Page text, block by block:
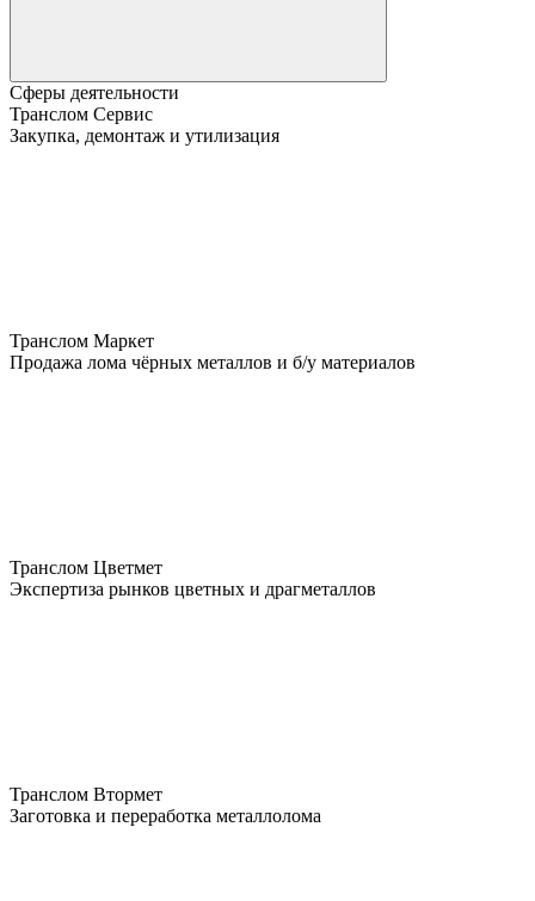
Сферы деятельности
Транслом Сервис
Закупка, демонтаж и утилизация
Транслом Маркет
Продажа лома чёрных металлов и б/у материалов
Транслом Цветмет
Экспертиза рынков цветных и драгметаллов
Транслом Втормет
Заготовка и переработка металлолома